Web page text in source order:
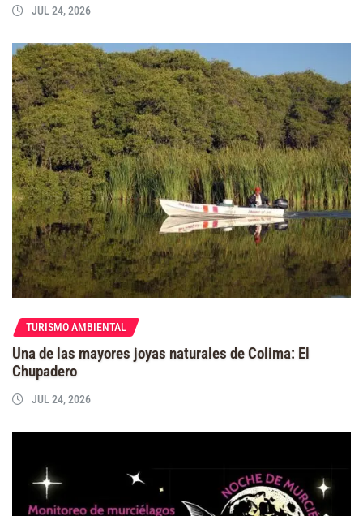
JUL 24, 2026
TURISMO AMBIENTAL
Una de las mayores joyas naturales de Colima: El
Chupadero
JUL 24, 2026